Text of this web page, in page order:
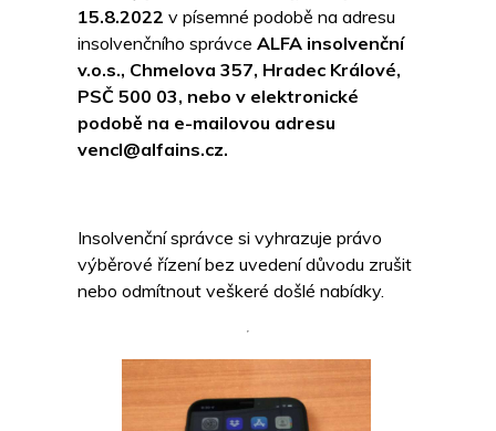
15.8.2022 v písemné podobě na adresu
insolvenčního správce ALFA insolvenční
v.o.s., Chmelova 357, Hradec Králové,
PSČ 500 03, nebo v elektronické
podobě na e-mailovou adresu
vencl@alfains.cz.
Insolvenční správce si vyhrazuje právo
výběrové řízení bez uvedení důvodu zrušit
nebo odmítnout veškeré došlé nabídky.